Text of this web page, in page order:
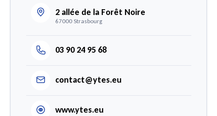
2 allée de la Forêt Noire
67000 Strasbourg
03 90 24 95 68
contact@ytes.eu
www.ytes.eu